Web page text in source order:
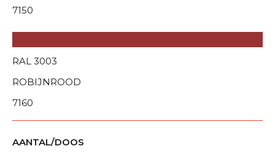
7150
RAL 3003
ROBIJNROOD
7160
AANTAL/DOOS